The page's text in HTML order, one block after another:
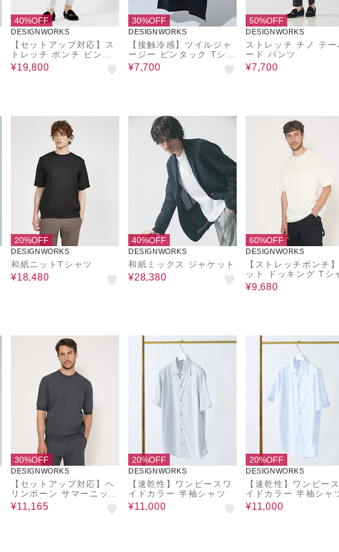
40%OFF
DESIGNWORKS
【セットアップ対応】ス
トレッチ ポンチ ピンタ
ック ジョグパンツ
¥19,800
30%OFF
DESIGNWORKS
【接触冷感】ツイルジャ
ージー ピンタック Tシャ
ツ
¥7,700
50%OFF
DESIGNWORKS
ストレッチ チノ テー
ード パンツ
¥7,700
20%OFF
DESIGNWORKS
和紙ニットTシャツ
¥18,480
40%OFF
DESIGNWORKS
和紙ミックス ジャケット
¥28,380
60%OFF
DESIGNWORKS
【ストレッチポンチ
ット ドッキング Tシ
¥9,680
30%OFF
DESIGNWORKS
【セットアップ対応】ヘ
リンボーン サマーニット
Tシャツ
¥11,165
20%OFF
DESIGNWORKS
【速乾性】ワンピースワ
イドカラー 半袖シャツ
¥11,000
20%OFF
DESIGNWORKS
【速乾性】ワンピー
イドカラー 半袖シャ
¥11,000